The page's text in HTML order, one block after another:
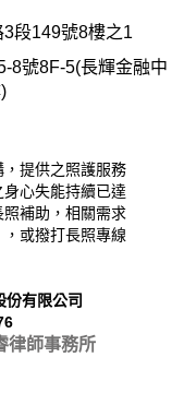
段149號8樓之1
8號8F-5(長輝金融中
提供之照護服務
心失能持續已達
補助，相關需求
或撥打長照專線
有限公司
律師事務所